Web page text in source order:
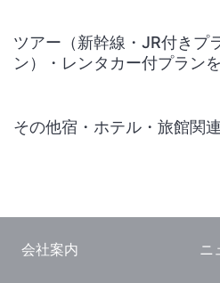
ツアー（新幹線・JR付きプ
ン）・レンタカー付プラン
その他宿・ホテル・旅館関
会社案内 ニ